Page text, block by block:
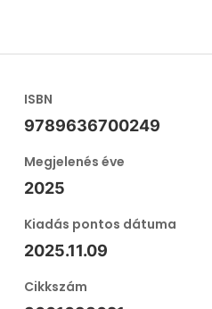
ISBN
9789636700249
Megjelenés éve
2025
Kiadás pontos dátuma
2025.11.09
Cikkszám